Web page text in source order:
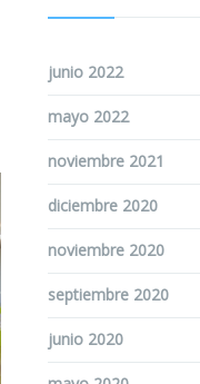
junio 2022
mayo 2022
noviembre 2021
diciembre 2020
noviembre 2020
septiembre 2020
junio 2020